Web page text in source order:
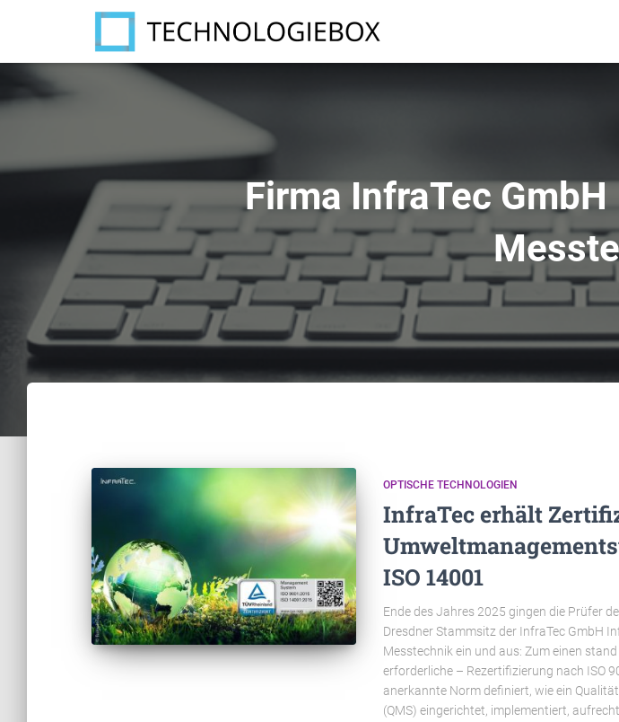
Firma InfraTec
OPTISCHE TECHNOLOGIEN
InfraTec erhält
ISO 14001
Ende des Jahres 2025 gingen die Prüfer
Dresdner Stammsitz der InfraTec GmbH
Messtechnik ein und aus: Zum einen
erforderliche – Rezertifizierung nach ISO
anerkannte Norm definiert, wie ein
(QMS) eingerichtet, implementiert,